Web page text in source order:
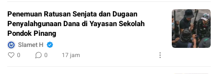
Penemuan Ratusan Senjata dan Dugaan
Penyalahgunaan Dana di Yayasan Sekolah
Pondok Pinang
Slamet H
0 0 17 jam